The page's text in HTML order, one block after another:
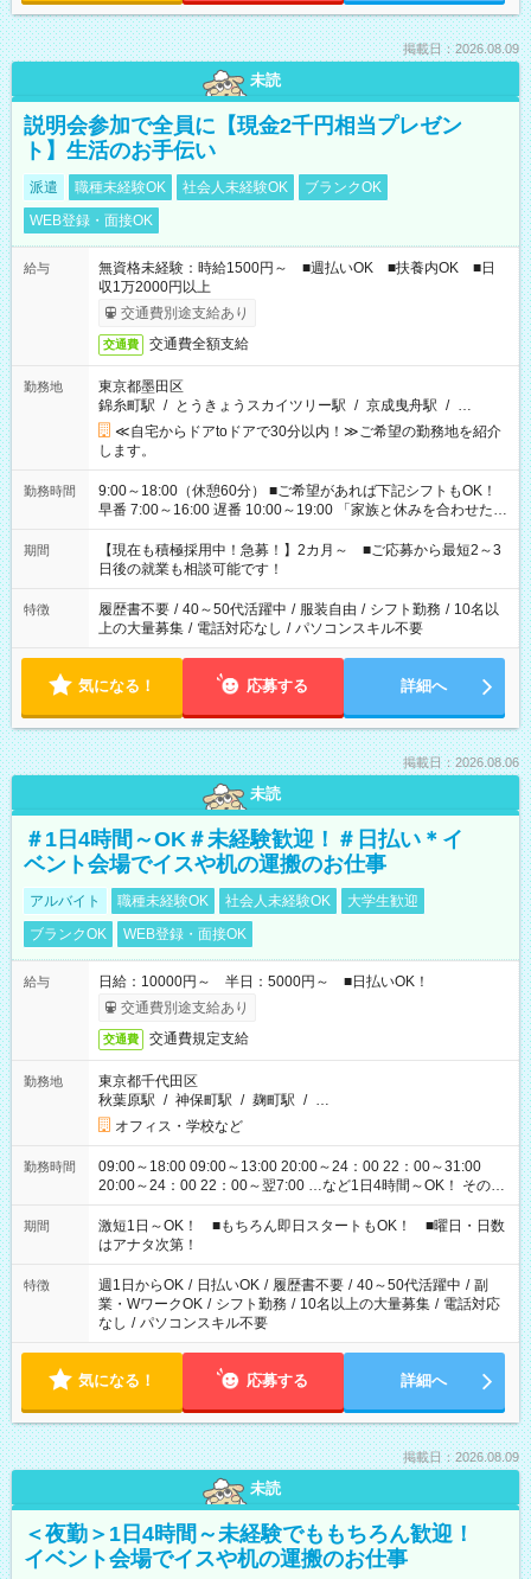
掲載日：2026.08.09
未読
説明会参加で全員に【現金2千円相当プレゼン
ト】生活のお手伝い
派遣 職種未経験OK 社会人未経験OK
ブランクOK
WEB登録・面接OK
給与
無資格未経験：時給1500円～ ■週払いOK ■扶養内OK ■日
収1万2000円以上
交通費別途支給あり
交通費 交通費全額支給
勤務地
東京都墨田区
錦糸町駅 / とうきょうスカイツリー駅 / 京成曳舟駅 / …
≪自宅からドアtoドアで30分以内！≫ご希望の勤務地を紹介
します。
勤務時間
9:00～18:00（休憩60分） ■ご希望があれば下記シフトもOK！
早番 7:00～16:00 遅番 10:00～19:00 「家族と休みを合わせた
い」 「余裕を持って夕飯の準備がしたい」 「できれば残業はし
たくない」 など、ご希望を教えてくださいね。 ※Wワーク希望
の方へ 今ご覧のお仕事で希望する勤務時間と、もう1つのお仕事
の勤務時間。 合計で週40時間を超える場合は応募できません。
期間
【現在も積極採用中！急募！】2カ月～ ■ご応募から最短2～3
日後の就業も相談可能です！
特徴 履歴書不要 / 40～50代活躍中 / 服装自由 / シフト勤務 / 10名以
上の大量募集 / 電話対応なし / パソコンスキル不要
気になる！ 応募する 詳細へ
掲載日：2026.08.06
未読
＃1日4時間～OK＃未経験歓迎！＃日払い＊イ
ベント会場でイスや机の運搬のお仕事
アルバイト 職種未経験OK 社会人未経験OK
大学生歓迎
ブランクOK
WEB登録・面接OK
給与
日給：10000円～ 半日：5000円～ ■日払いOK！
交通費別途支給あり
交通費 交通費規定支給
勤務地
東京都千代田区
秋葉原駅 / 神保町駅 / 麹町駅 / …
オフィス・学校など
勤務時間
09:00～18:00 09:00～13:00 20:00～24：00 22：00～31:00
20:00～24：00 22：00～翌7:00 …など1日4時間～OK！ その他
シフトもございます！ お気軽にご相談ください！
期間
激短1日～OK！ ■もちろん即日スタートもOK！ ■曜日・日数
はアナタ次第！
特徴 週1日からOK / 日払いOK / 履歴書不要 / 40～50代活躍中 / 副
業・WワークOK / シフト勤務 / 10名以上の大量募集 / 電話対応
なし / パソコンスキル不要
気になる！ 応募する 詳細へ
掲載日：2026.08.09
未読
＜夜勤＞1日4時間～未経験でももちろん歓迎！
イベント会場でイスや机の運搬のお仕事